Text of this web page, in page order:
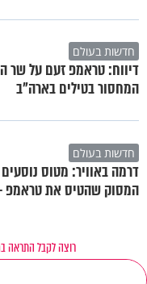
חדשות בעולם
דיווח: טראמפ זעם על שר
המחסור בטילים בארה"ב
חדשות בעולם
דרמה באוויר: מטוס
המסוק שהטיס את טראמפ
רוצה לקבל התראה